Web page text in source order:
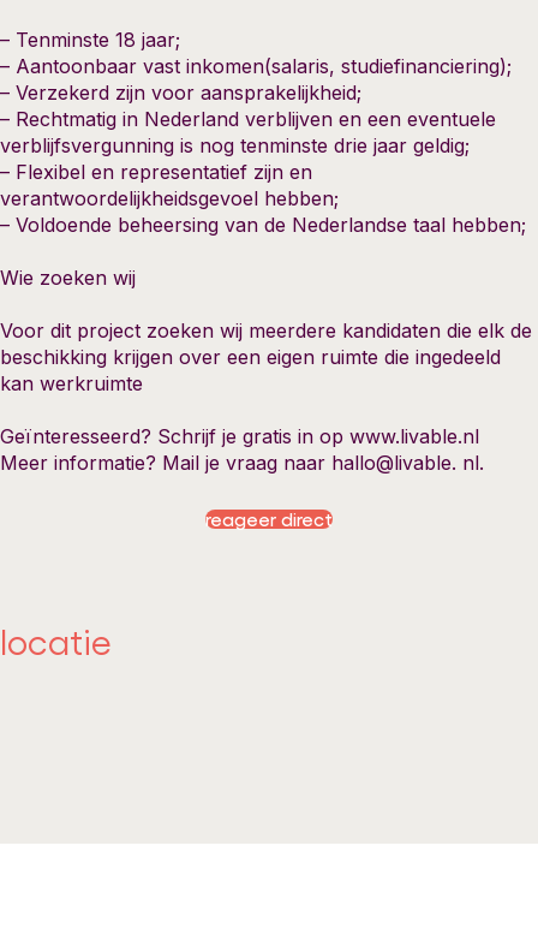
– Tenminste 18 jaar;
– Aantoonbaar vast inkomen(salaris, studiefinanciering);
– Verzekerd zijn voor aansprakelijkheid;
– Rechtmatig in Nederland verblijven en een eventuele
verblijfsvergunning is nog tenminste drie jaar geldig;
– Flexibel en representatief zijn en
verantwoordelijkheidsgevoel hebben;
– Voldoende beheersing van de Nederlandse taal hebben;
Wie zoeken wij
Voor dit project zoeken wij meerdere kandidaten die elk de
beschikking krijgen over een eigen ruimte die ingedeeld
kan werkruimte
Geïnteresseerd? Schrijf je gratis in op www.livable.nl
Meer informatie? Mail je vraag naar hallo@livable. nl.
reageer direct
locatie